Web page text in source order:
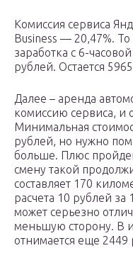
Комиссия сервиса
Business — 20,47%. То
заработка с 6-
рублей. Остается
Далее – аренда
комиссию сервиса, и
Минимальная
рублей, но нужно
больше. Плюс
смену такой
составляет 170
расчета 10 рублей за
может серьезно
меньшую сторону. В
отнимается еще 2449